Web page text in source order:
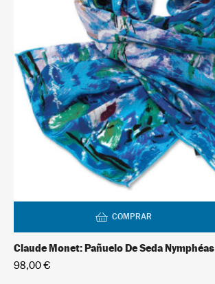
COMPRAR
Claude Monet: Pañuelo De Seda Nymphéas
98,00 €